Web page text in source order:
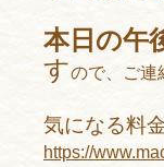
本日の午
すので、ご連
気になる料
https://